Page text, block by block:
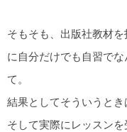
そもそも、出版社教材
に自分だけでも自習で
て。
結果としてそういうとき
そして実際にレッスン